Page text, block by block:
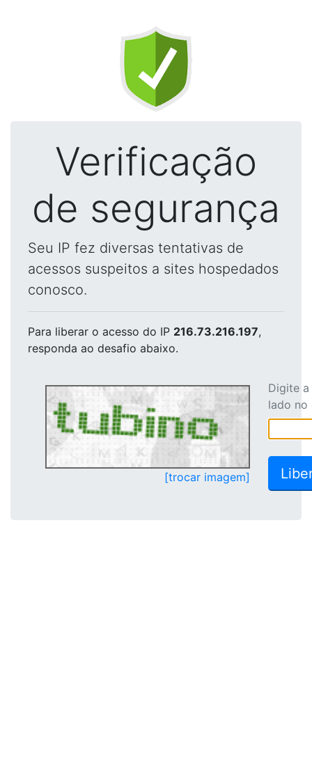
Verificação
de segurança
Seu IP fez diversas tentativas de
acessos suspeitos a sites hospedados
conosco.
Para liberar o acesso do IP 216.73.216.197,
responda ao desafio abaixo.
[trocar imagem]
Digite
lado no